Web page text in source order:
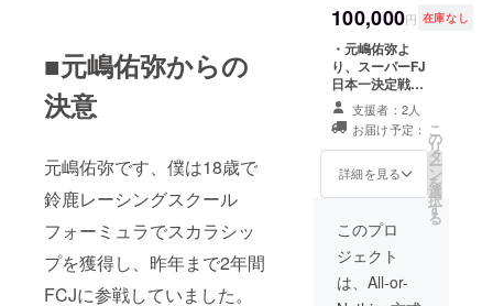
■元嶋佑弥からの
決意
元嶋佑弥です、僕は18歳で
鈴鹿レーシングスクール
フォーミュラでスカラシッ
プを獲得し、昨年まで2年間
FCJに参戦していました。
よりスーパーFJ
日本一決定戦の
参戦報告レポー
トとレースフォ
ト2枚を郵送にて
お送りします
り） ・元嶋佑弥
公式Webサイト
にパトロンとし
てお名前及びバ
ナー画像を掲載
します ・スー
パーFJ日本一決
定戦に参戦する
マシンにパトロ
ンとしてステッ
まで）をお貼り
します ・元嶋佑
弥よりスーパー
FJ日本一決定戦
の参戦報告レ
100,000円 在庫なし
・元嶋佑弥よ
り、スーパーFJ
日本一決定戦の
レース結果報告
メッセージをお
送りします ・元
嶋佑弥直筆メッ
セージカードと
（1枚はサイン入
り） ・元嶋佑弥
公式Webサイト
にパトロンとし
てお名前及びバ
支援者：2人
お届け予定：
詳細を見る
こ
の
リ
タ
ー
ン
を
選
択
す
る
このプロ
ジェクト
は、All-or-